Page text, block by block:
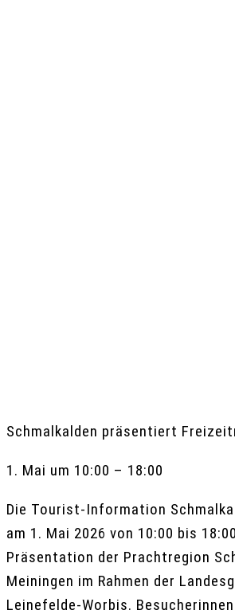
Schmalkalden präsentiert
1. Mai um 10:00 – 18:00
Die Tourist-Information
am 1. Mai 2026 von 10:00 bis
Präsentation der Prachtregion
Meiningen im Rahmen der
Leinefelde-Worbis.